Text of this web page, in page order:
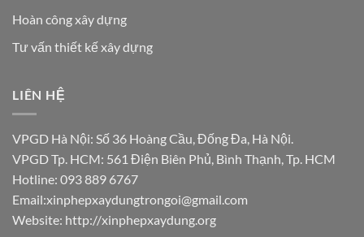
Hoàn công xây dựng
Tư vấn thiết kế xây dựng
LIÊN HỆ
VPGD Hà Nội: Số 36 Hoàng Cầu, Đống Đa, Hà Nội.
VPGD Tp. HCM: 561 Điện Biên Phủ, Bình Thạnh, Tp. HCM
Hotline: 093 889 6767
Email:xinphepxaydungtrongoi@gmail.com
Website: http://xinphepxaydung.org